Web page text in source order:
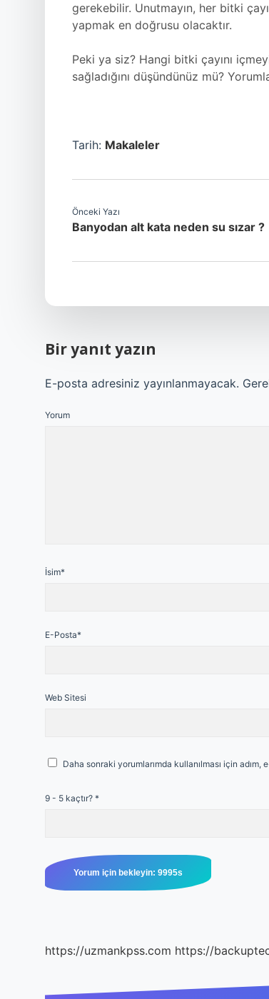
gerekebilir. Unutmayın, her bitki
yapmak en doğrusu olacaktır.
Peki ya siz? Hangi bitki çayını
sağladığını düşündünüz mü?
Tarih: Makaleler
Önceki Yazı
Banyodan alt kata neden su sızar ?
Bir yanıt yazın
E-posta adresiniz yayınlanmayacak.
Yorum
İsim*
E-Posta*
Web Sitesi
Daha sonraki yorumlarımda kullanılması için
9 - 5 kaçtır? *
https://uzmankpss.com https://